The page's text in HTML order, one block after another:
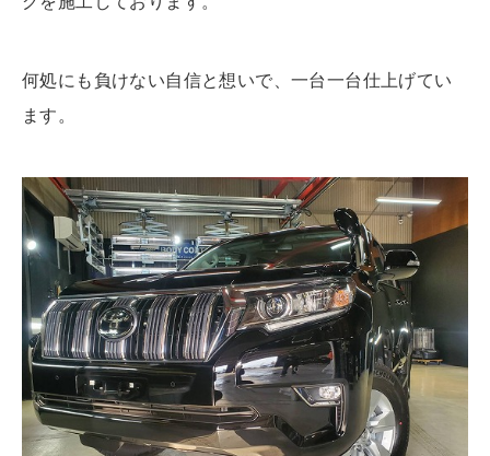
何処にも負けない自信と想いで、一台一台仕上げてい
ます。